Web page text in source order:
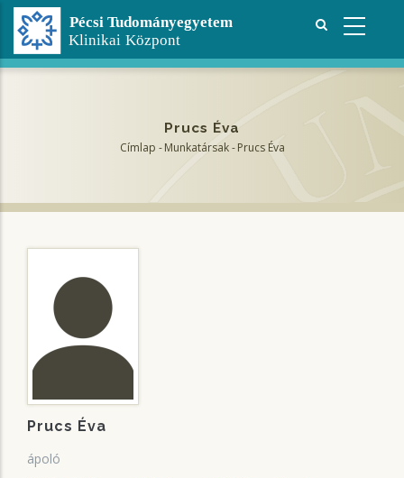
Ugrás
tartalomra
Prucs Éva
Címlap - Munkatársak - Prucs Éva
Prucs Éva
ápoló